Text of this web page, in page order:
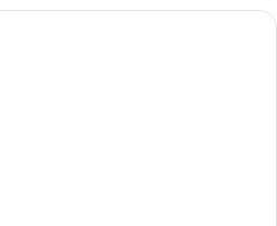
Ein Hotelzimmer mit Bett,